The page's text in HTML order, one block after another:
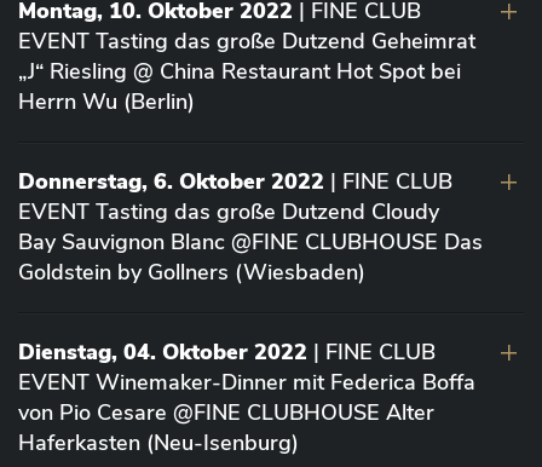
Montag, 10. Oktober 2022 | FINE CLUB
EVENT Tasting das große Dutzend Geheimrat
„J“ Riesling @ China Restaurant Hot Spot bei
Herrn Wu (Berlin)
Donnerstag, 6. Oktober 2022 | FINE CLUB
EVENT Tasting das große Dutzend Cloudy
Bay Sauvignon Blanc @FINE CLUBHOUSE Das
Goldstein by Gollners (Wiesbaden)
Dienstag, 04. Oktober 2022 | FINE CLUB
EVENT Winemaker-Dinner mit Federica Boffa
von Pio Cesare @FINE CLUBHOUSE Alter
Haferkasten (Neu-Isenburg)